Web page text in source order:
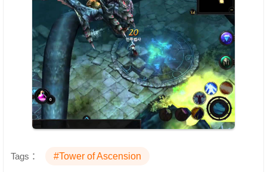
Tags： #Tower of Ascension